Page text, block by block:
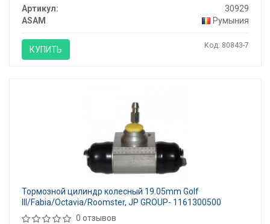
Артикул:
30929
ASAM
Румыния
КУПИТЬ Код: 80843-7
Тормозной цилиндр колесный 19.05mm Golf
III/Fabia/Octavia/Roomster, JP GROUP- 1161300500
0 отзывов